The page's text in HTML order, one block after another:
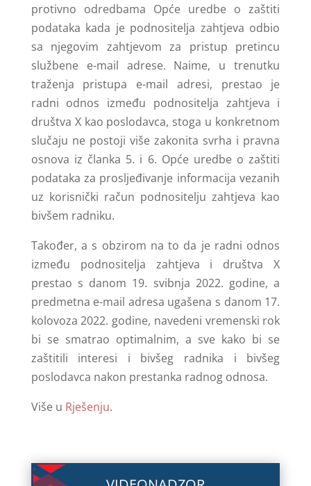
protivno odredbama Opće uredbe o zaštiti
podataka kada je podnositelja zahtjeva odbio
sa njegovim zahtjevom za pristup pretincu
službene e-mail adrese. Naime, u trenutku
traženja pristupa e-mail adresi, prestao je
radni odnos između podnositelja zahtjeva i
društva X kao poslodavca, stoga u konkretnom
slučaju ne postoji više zakonita svrha i pravna
osnova iz članka 5. i 6. Opće uredbe o zaštiti
podataka za prosljeđivanje informacija vezanih
uz korisnički račun podnositelju zahtjeva kao
bivšem radniku.
Također, a s obzirom na to da je radni odnos
između podnositelja zahtjeva i društva X
prestao s danom 19. svibnja 2022. godine, a
predmetna e-mail adresa ugašena s danom 17.
kolovoza 2022. godine, navedeni vremenski rok
bi se smatrao optimalnim, a sve kako bi se
zaštitili interesi i bivšeg radnika i bivšeg
poslodavca nakon prestanka radnog odnosa.
Više u Rješenju.